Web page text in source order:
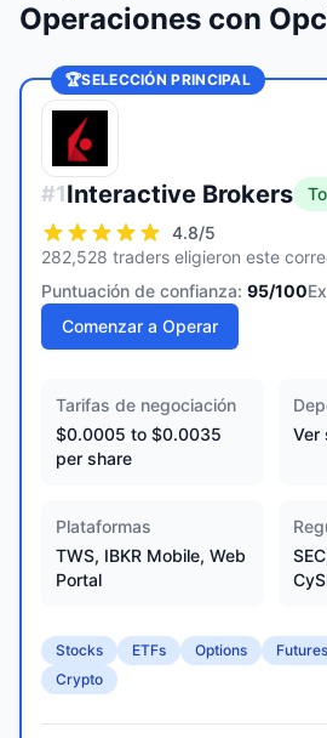
Operaciones con
🏆SELECCIÓN PRINCIPAL
#1Interactive Brokers
4.8/5
282,528 traders eligieron este
Puntuación de confianza: 95/100
Comenzar a Operar
Tarifas de negociación
$0.0005 to $0.0035
per share
Ver
Plataformas
TWS, IBKR Mobile, Web
Portal
Stocks ETFs Options Futures
Crypto